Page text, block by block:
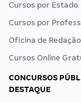
Cursos por Estado
Cursos por
Oficina de Redação
Cursos Online
CONCURSOS
DESTAQUE